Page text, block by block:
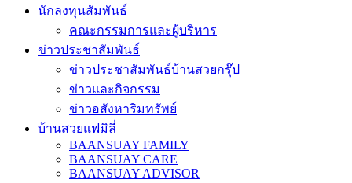
นักลงทุนสัมพันธ์
คณะกรรมการและผู้บริหาร
ข่าวประชาสัมพันธ์
ข่าวประชาสัมพันธ์บ้านสวยกรุ๊ป
ข่าวและกิจกรรม
ข่าวอสังหาริมทรัพย์
บ้านสวยแฟมิลี่
BAANSUAY FAMILY
BAANSUAY CARE
BAANSUAY ADVISOR